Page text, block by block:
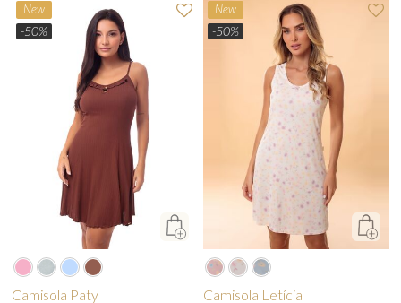
New
-50%
Camisola Paty
New
-50%
Camisola Letícia